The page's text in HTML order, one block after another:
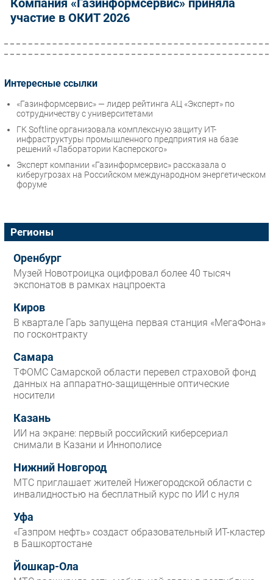
Компания «Газинформсервис» приняла
участие в ОКИТ 2026
Интересные ссылки
«Газинформсервис» — лидер рейтинга АЦ «Эксперт» по
сотрудничеству с университетами
ГК Softline организовала комплексную защиту ИТ-
инфраструктуры промышленного предприятия на базе
решений «Лаборатории Касперского»
Эксперт компании «Газинформсервис» рассказала о
киберугрозах на Российском международном энергетическом
форуме
Регионы
Оренбург
Музей Новотроицка оцифровал более 40 тысяч
экспонатов в рамках нацпроекта
Киров
В квартале Гарь запущена первая станция «МегаФона»
по госконтракту
Самара
ТФОМС Самарской области перевел страховой фонд
данных на аппаратно-защищенные оптические
носители
Казань
ИИ на экране: первый российский киберсериал
снимали в Казани и Иннополисе
Нижний Новгород
МТС приглашает жителей Нижегородской области с
инвалидностью на бесплатный курс по ИИ с нуля
Уфа
«Газпром нефть» создаст образовательный ИТ-кластер
в Башкортостане
Йошкар-Ола